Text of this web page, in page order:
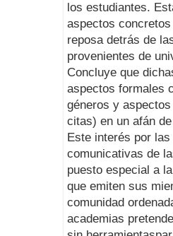
los estudiantes.
aspectos
reposa detrás de
provenientes de
Concluye que
aspectos formales
géneros y
citas) en un afán
Este interés por
comunicativas de
puesto especial a
que emiten sus
comunidad
academias